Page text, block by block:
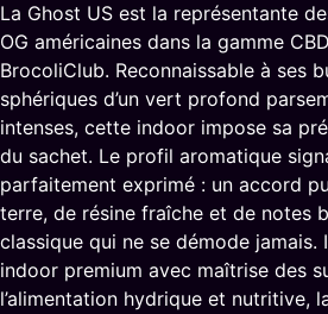
La Ghost US est la représentante
OG américaines dans la gamme
BrocoliClub. Reconnaissable à ses
sphériques d’un vert profond
intenses, cette indoor impose sa
du sachet. Le profil aromatique
parfaitement exprimé : un accord
terre, de résine fraîche et de notes
classique qui ne se démode jamais.
indoor premium avec maîtrise des
l’alimentation hydrique et nutritive,